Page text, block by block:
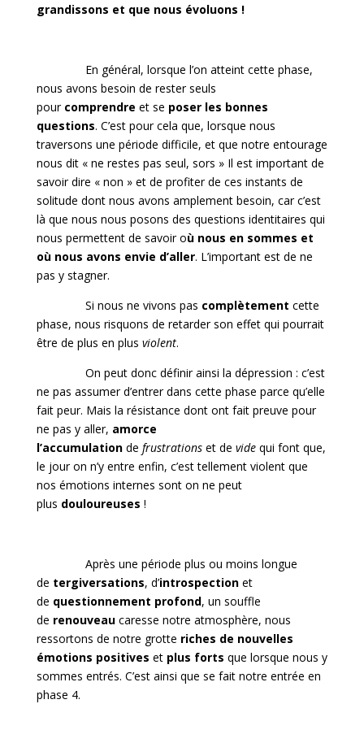
grandissons et que nous évoluons !
En général, lorsque l’on atteint cette phase,
nous avons besoin de rester seuls
pour comprendre et se poser les bonnes
questions. C’est pour cela que, lorsque nous
traversons une période difficile, et que notre entourage
nous dit « ne restes pas seul, sors » Il est important de
savoir dire « non » et de profiter de ces instants de
solitude dont nous avons amplement besoin, car c’est
là que nous nous posons des questions identitaires qui
nous permettent de savoir où nous en sommes et
où nous avons envie d’aller. L’important est de ne
pas y stagner.
Si nous ne vivons pas complètement cette
phase, nous risquons de retarder son effet qui pourrait
être de plus en plus violent.
On peut donc définir ainsi la dépression : c’est
ne pas assumer d’entrer dans cette phase parce qu’elle
fait peur. Mais la résistance dont ont fait preuve pour
ne pas y aller, amorce
l’accumulationde frustrationset de videqui font que,
le jour on n’y entre enfin, c’est tellement violent que
nos émotions internes sont on ne peut
plus douloureuses !
Après une période plus ou moins longue
de tergiversations, d’introspectionet
de questionnement profond, un souffle
de renouveaucaresse notre atmosphère, nous
ressortons de notre grotte riches de nouvelles
émotions positives et plus forts que lorsque nous y
sommes entrés. C’est ainsi que se fait notre entrée en
phase 4.